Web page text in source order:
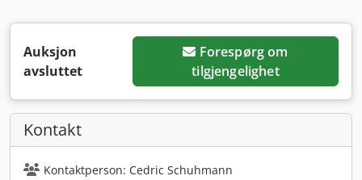
Auksjon
avsluttet
Forespørg om
tilgjengelighet
Kontakt
Kontaktperson: Cedric Schuhmann